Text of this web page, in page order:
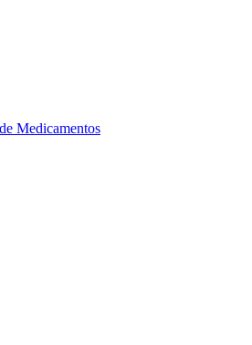
Medicamentos